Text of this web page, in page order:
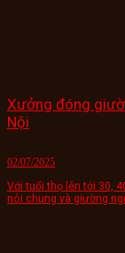
Xưởng đóng
Nội
02/07/2025
Với tuổi thọ lên tới 30,
nói chung và giường